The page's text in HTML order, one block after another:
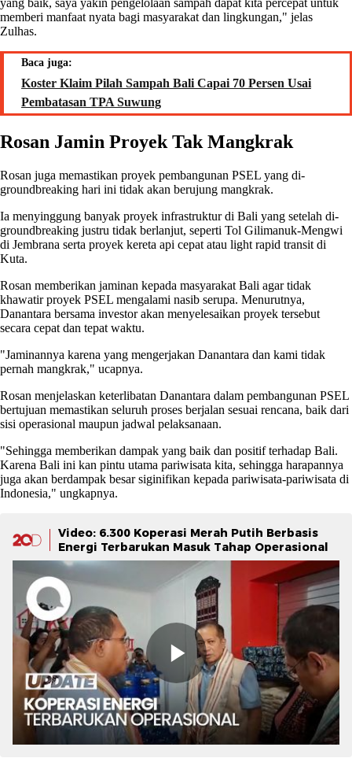
memberi manfaat nyata bagi masyarakat dan lingkungan," jelas
Zulhas.
Baca juga:
Koster Klaim Pilah Sampah Bali Capai 70 Persen Usai
Pembatasan TPA Suwung
Rosan Jamin Proyek Tak Mangkrak
Rosan juga memastikan proyek pembangunan PSEL yang di-
groundbreaking hari ini tidak akan berujung mangkrak.
Ia menyinggung banyak proyek infrastruktur di Bali yang setelah di-
groundbreaking justru tidak berlanjut, seperti Tol Gilimanuk-Mengwi
di Jembrana serta proyek kereta api cepat atau light rapid transit di
Kuta.
Rosan memberikan jaminan kepada masyarakat Bali agar tidak
khawatir proyek PSEL mengalami nasib serupa. Menurutnya,
Danantara bersama investor akan menyelesaikan proyek tersebut
secara cepat dan tepat waktu.
"Jaminannya karena yang mengerjakan Danantara dan kami tidak
pernah mangkrak," ucapnya.
Rosan menjelaskan keterlibatan Danantara dalam pembangunan PSEL
bertujuan memastikan seluruh proses berjalan sesuai rencana, baik dari
sisi operasional maupun jadwal pelaksanaan.
"Sehingga memberikan dampak yang baik dan positif terhadap Bali.
Karena Bali ini kan pintu utama pariwisata kita, sehingga harapannya
juga akan berdampak besar siginifikan kepada pariwisata-pariwisata di
Indonesia," ungkapnya.
Video: 6.300 Koperasi Merah Putih Berbasis
Energi Terbarukan Masuk Tahap Operasional